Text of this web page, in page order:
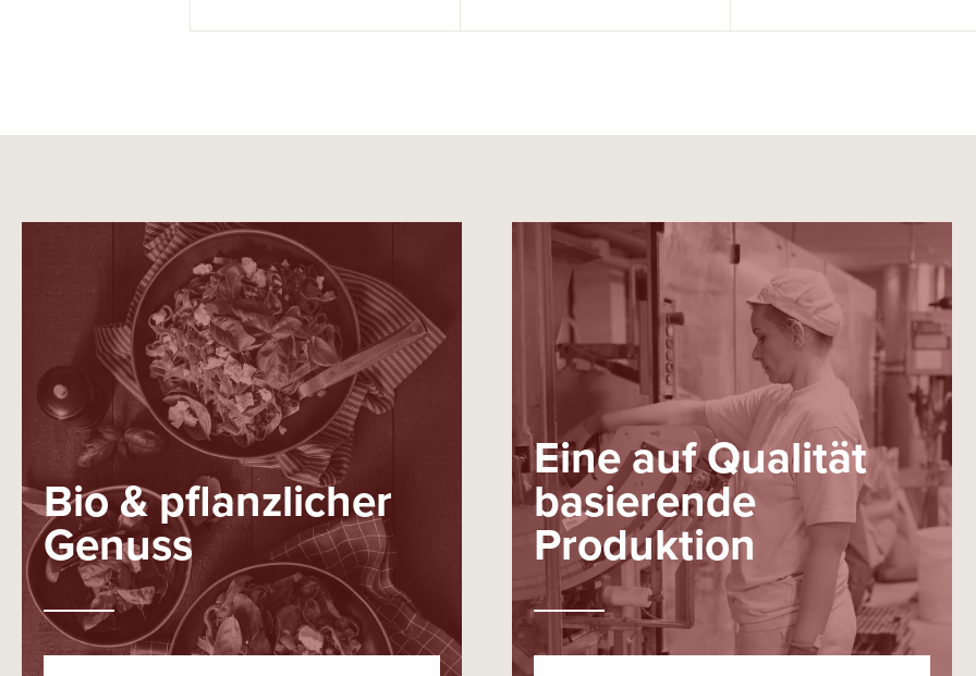
Bio & pflanzlicher
Genuss
Eine auf Qualität
basierende
Produktion